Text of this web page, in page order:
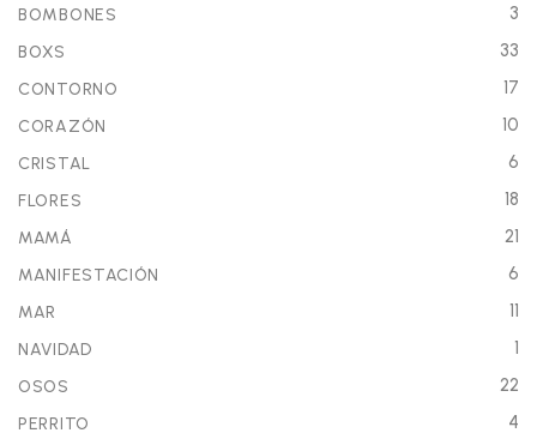
BOMBONES 3
BOXS 33
CONTORNO 17
CORAZÓN 10
CRISTAL 6
FLORES 18
MAMÁ 21
MANIFESTACIÓN 6
MAR 11
NAVIDAD 1
OSOS 22
PERRITO 4